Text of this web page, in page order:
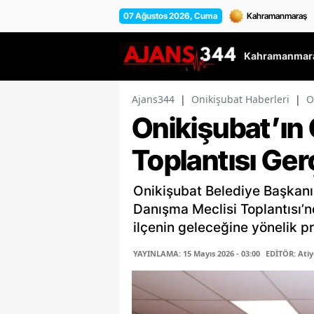
07 Ağustos 2026, Cuma
Ajans344 | Onikişubat Haberleri |
Toplantısı
Onikişubat Belediye
Danışma Meclisi
ilçenin geleceğine yönelik
YAYINLAMA: 15 Mayıs 2026 - 03:00 EDİTÖR: